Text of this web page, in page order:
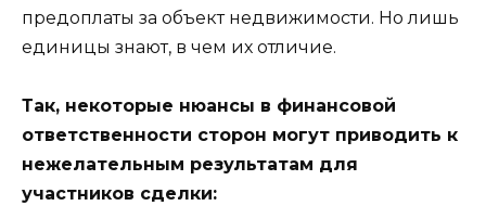
предоплаты за объект недвижимости. Но лишь
единицы знают, в чем их отличие.
Так, некоторые нюансы в финансовой
ответственности сторон могут приводить к
нежелательным результатам для
участников сделки: